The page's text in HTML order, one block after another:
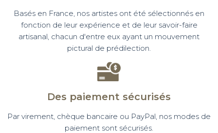
Basés en France, nos artistes ont été sélectionnés en
fonction de leur expérience et de leur savoir-faire
artisanal, chacun d'entre eux ayant un mouvement
pictural de prédilection.
Des paiement sécurisés
Par virement, chèque bancaire ou PayPal, nos modes de
paiement sont sécurisés.